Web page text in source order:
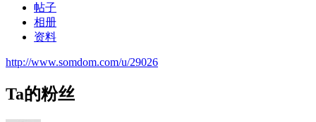
帖子
相册
资料
http://www.somdom.com/u/29026
Ta的粉丝